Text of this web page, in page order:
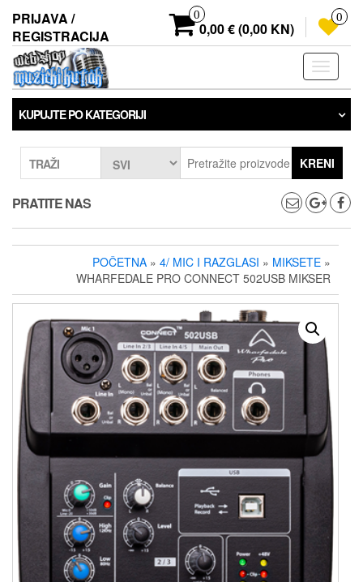
sadržaj
PRIJAVA /
REGISTRACIJA
0
0,00 € (0,00 KN)
0
KUPUJTE PO KATEGORIJI
TRAŽI KRENI
PRATITE NAS
POČETNA » 4/ MIC I RAZGLASI » MIKSETE »
WHARFEDALE PRO CONNECT 502USB MIKSER